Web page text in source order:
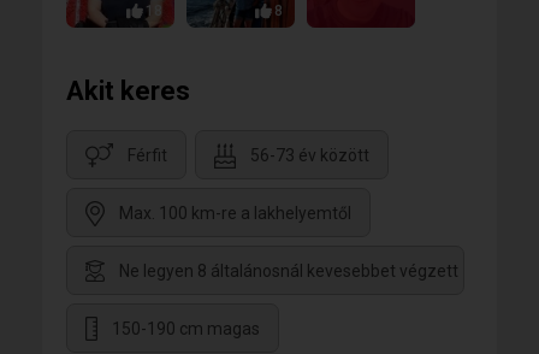
18 8
Akit keres
Férfit 56-73 év között
Max. 100 km-re a lakhelyemtől
Ne legyen 8 általánosnál kevesebbet végzett
150-190 cm magas